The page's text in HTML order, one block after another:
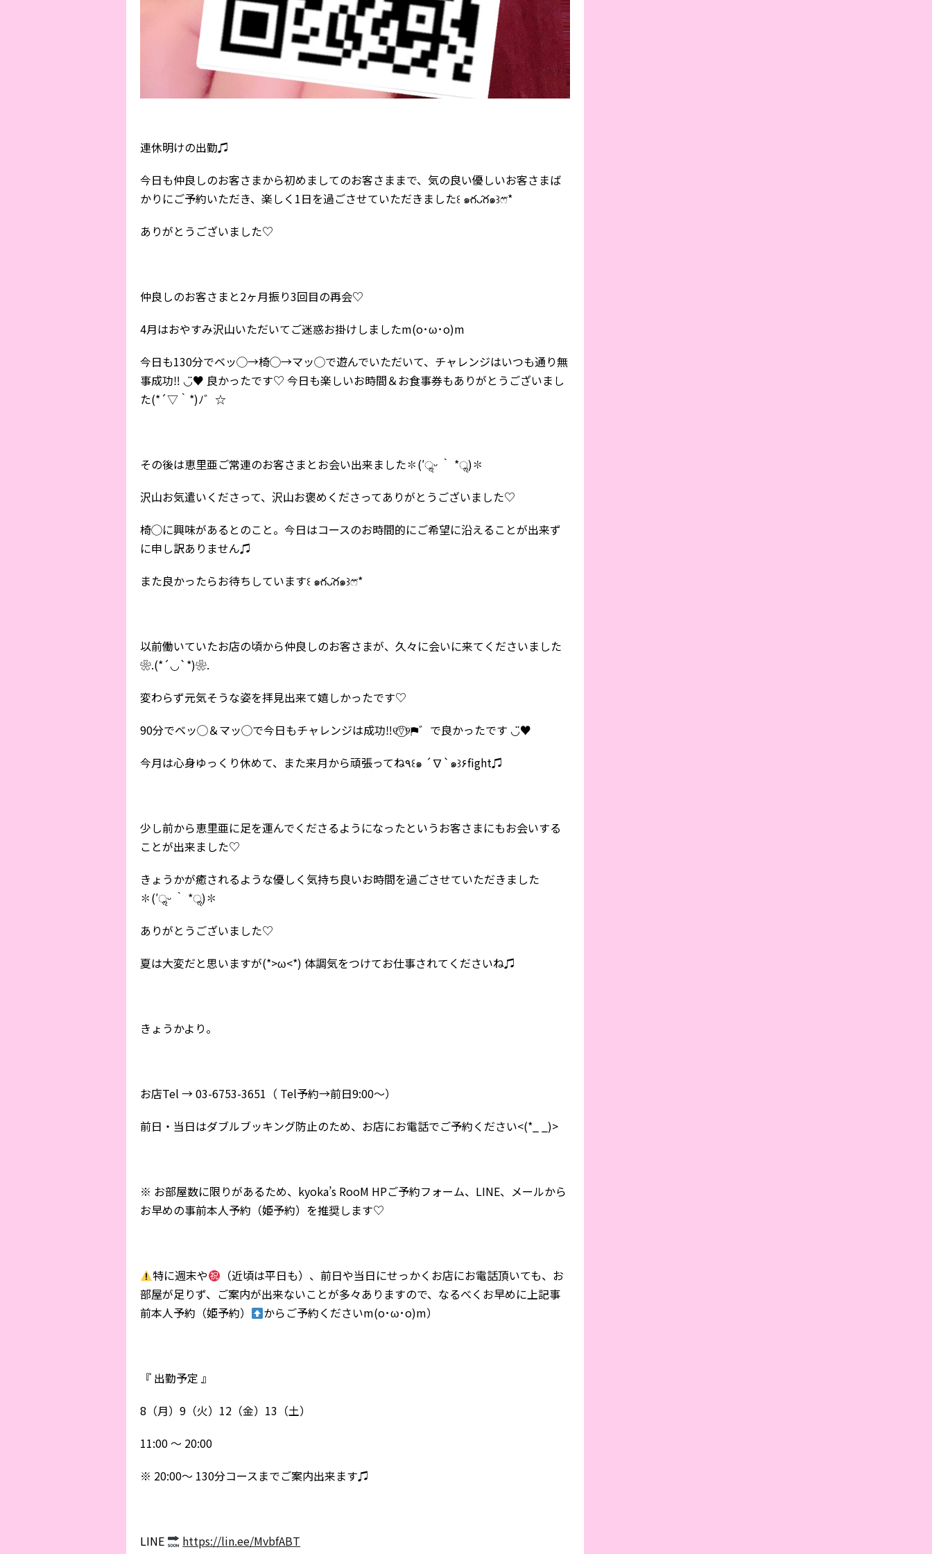
連休明けの出勤♫
今日も仲良しのお客さまから初めましてのお客さままで、気の良い優しいお客さまば
かりにご予約いただき、楽しく1日を過ごさせていただきました꒰ ๑ּగᴗ̂గ๑꒱ෆ⃛*
ありがとうございました♡
仲良しのお客さまと2ヶ月振り3回目の再会♡
4月はおやすみ沢山いただいてご迷惑お掛けしましたm(o･ω･o)m
今日も130分でベッ◯→椅◯→マッ◯で遊んでいただいて、チャレンジはいつも通り無
事成功‼︎ ◡̈♥︎ 良かったです♡ 今日も楽しいお時間＆お食事券もありがとうございまし
た(*´▽｀*)ﾉ゛☆
その後は恵里亜ご常連のお客さまとお会い出来ました✽(′ॢᵕ ‵ *ॢ)✽
沢山お気遣いくださって、沢山お褒めくださってありがとうございました♡
椅◯に興味があるとのこと。今日はコースのお時間的にご希望に沿えることが出来ず
に申し訳ありません♫
また良かったらお待ちしています꒰ ๑ּగᴗ̂గ๑꒱ෆ⃛*
以前働いていたお店の頃から仲良しのお客さまが、久々に会いに来てくださいました
❀.(*´◡`*)❀.
変わらず元気そうな姿を拝見出来て嬉しかったです♡
90分でベッ◯＆マッ◯で今日もチャレンジは成功‼︎୧⍢⃝୨⚑゛で良かったです ◡̈♥︎
今月は心身ゆっくり休めて、また来月から頑張ってね٩꒰๑ ´∇`๑꒱۶fight♫
少し前から恵里亜に足を運んでくださるようになったというお客さまにもお会いする
ことが出来ました♡
きょうかが癒されるような優しく気持ち良いお時間を過ごさせていただきました
✽(′ॢᵕ ‵ *ॢ)✽
ありがとうございました♡
夏は大変だと思いますが(*>ω<*) 体調気をつけてお仕事されてくださいね♫
きょうかより。
お店Tel → 03-6753-3651（ Tel予約→前日9:00〜）
前日・当日はダブルブッキング防止のため、お店にお電話でご予約ください<(*_ _)>
※ お部屋数に限りがあるため、kyoka’s RooM HPご予約フォーム、LINE、メールから
お早めの事前本人予約（姫予約）を推奨します♡
特に週末や
（近頃は平日も）、前日や当日にせっかくお店にお電話頂いても、お
部屋が足りず、ご案内が出来ないことが多々ありますので、なるべくお早めに上記事
前本人予約（姫予約）
からご予約くださいm(o･ω･o)m）
『 出勤予定 』
8（月）9（火）12（金）13（土）
11:00 〜 20:00
※ 20:00〜 130分コースまでご案内出来ます♫
LINE https://lin.ee/MvbfABT